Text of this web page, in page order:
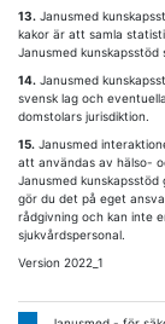
13. Janusmed
kakor är att samla
Janusmed
14. Janusmed
svensk lag och
domstolars jurisdiktion.
15. Janusmed
att användas av hälso-
Janusmed
gör du det på eget
rådgivning och kan inte
sjukvårdspersonal.
Version 2022_1